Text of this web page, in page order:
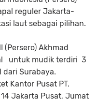
reguler Jakarta-
laut sebagai pilihan.
(Persero) Akhmad
untuk mudik terdiri 3
Surabaya.
Kantor Pusat PT.
14 Jakarta Pusat, Jumat